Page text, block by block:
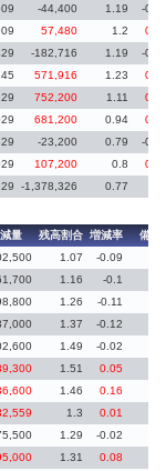
-44,400 1.19
-
57,480 1.2
-182,716 1.19
-
571,916 1.23
752,200 1.11
681,200 0.94
-23,200 0.79
-
107,200 0.8
-1,378,326 0.77
量 残高割合 増減率
備考
1.07
-0.09
1.16
-0.1
1.26
-0.11
1.37
-0.12
1.49
-0.02
1.51
0.05
1.46
0.16
1.3
0.01
1.29
-0.02
1.31
0.08